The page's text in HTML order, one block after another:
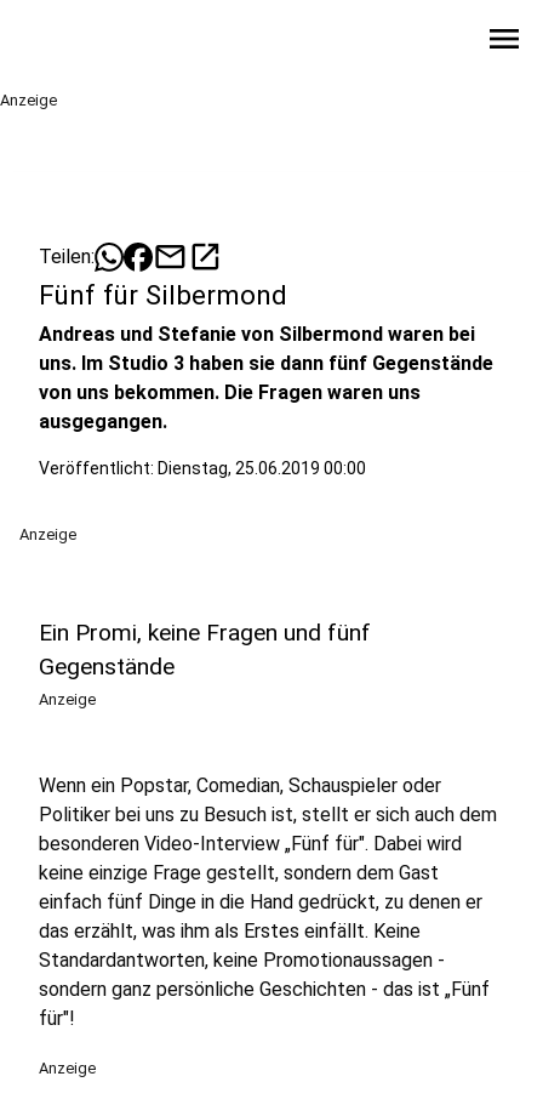
menu
Anzeige
Teilen: mailopen_in_new
Fünf für Silbermond
Andreas und Stefanie von Silbermond waren bei
uns. Im Studio 3 haben sie dann fünf Gegenstände
von uns bekommen. Die Fragen waren uns
ausgegangen.
Veröffentlicht: Dienstag, 25.06.2019 00:00
Anzeige
Ein Promi, keine Fragen und fünf
Gegenstände
Anzeige
Wenn ein Popstar, Comedian, Schauspieler oder
Politiker bei uns zu Besuch ist, stellt er sich auch dem
besonderen Video-Interview „Fünf für". Dabei wird
keine einzige Frage gestellt, sondern dem Gast
einfach fünf Dinge in die Hand gedrückt, zu denen er
das erzählt, was ihm als Erstes einfällt. Keine
Standardantworten, keine Promotionaussagen -
sondern ganz persönliche Geschichten - das ist „Fünf
für"!
Anzeige